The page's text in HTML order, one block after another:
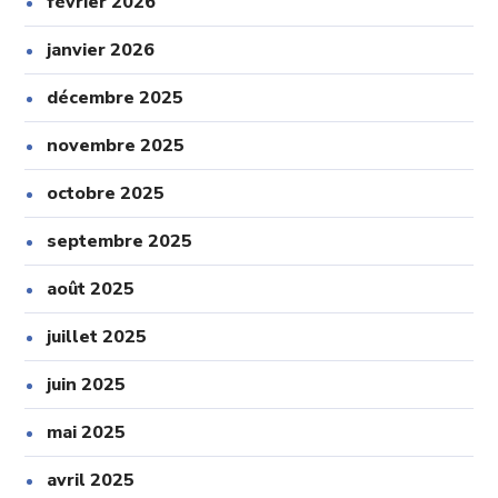
janvier 2026
décembre 2025
novembre 2025
octobre 2025
septembre 2025
août 2025
juillet 2025
juin 2025
mai 2025
avril 2025